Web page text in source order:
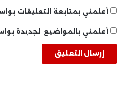
أعلمني بمتابعة التعليقات
أعلمني بالمواضيع الجديدة